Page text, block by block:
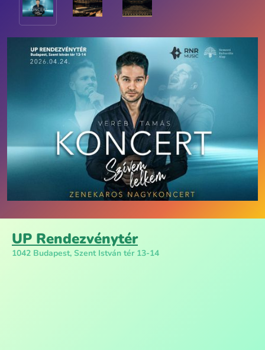
UP Rendezvénytér
1042 Budapest, Szent István tér 13-14